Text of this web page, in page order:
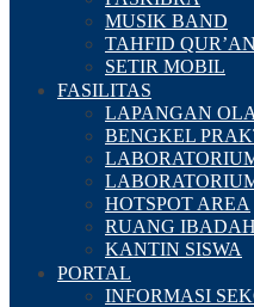
MUSIK BAND
TAHFID QUR’AN
SETIR MOBIL
FASILITAS
LAPANGAN
BENGKEL
HOTSPOT AREA
RUANG
KANTIN SISWA
PORTAL
INFORMASI